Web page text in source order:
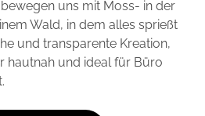
uns mit Moss- in der
Wald, in dem alles sprießt
und transparente Kreation,
hautnah und ideal für Büro